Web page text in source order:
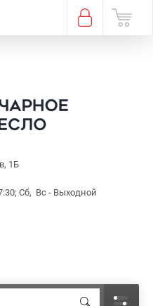
1Б
Сб, Вс - Выходной